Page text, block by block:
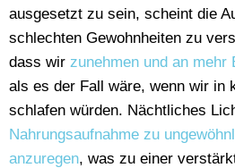
ausgesetzt zu sein, scheint die
schlechten Gewohnheiten zu
dass wir zunehmen und an mehr
als es der Fall wäre, wenn wir in
schlafen würden. Nächtliches
Nahrungsaufnahme zu
anzuregen, was zu einer